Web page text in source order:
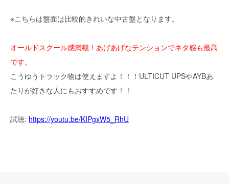
※こちらは盤面は比較的きれいな中古盤となります。
オールドスクール感満載！あげあげなテンションでネタ感も最高
です。
こうゆうトラック物は使えますよ！！！ULTICUT UPSやAYBあ
たりが好きな人にもおすすめです！！
試聴: https://youtu.be/KIPgxW5_RhU